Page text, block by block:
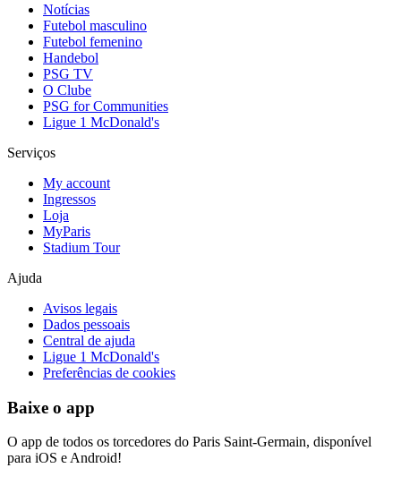
Notícias
Futebol masculino
Futebol femenino
Handebol
PSG TV
O Clube
PSG for Communities
Ligue 1 McDonald's
Serviços
My account
Ingressos
Loja
MyParis
Stadium Tour
Ajuda
Avisos legais
Dados pessoais
Central de ajuda
Ligue 1 McDonald's
Preferências de cookies
Baixe o app
O app de todos os torcedores do Paris Saint-Germain, disponível
para iOS e Android!